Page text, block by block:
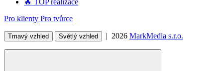
🔥 TOP realizace
Pro klienty Pro tvůrce
Tmavý vzhled Světlý vzhled | 2026 MarkMedia s.r.o.